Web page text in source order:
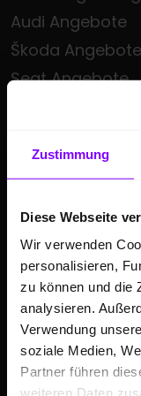
Zustimmung
Diese Webseite
Wir verwenden
personalisieren,
zu können und die
analysieren.
Verwendung
soziale Medien,
Partner führen
weiteren Daten
Audi Angebote
Škoda Angebote
Seat Angebote
Hülpert kauft Ihr
E-Mobilität
Saisonale
Kleinwagen
SUV